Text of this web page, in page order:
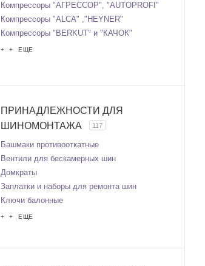
Компрессоры "АГРЕССОР", "AUTOPROFI"
Компрессоры "ALCA" ,"HEYNER"
Компрессоры "BERKUT" и "КАЧОК"
+ + ЕЩЕ
ПРИНАДЛЕЖНОСТИ ДЛЯ
ШИНОМОНТАЖА
117
Башмаки противооткатные
Вентили для бескамерных шин
Домкраты
Заплатки и наборы для ремонта шин
Ключи балонные
+ + ЕЩЕ